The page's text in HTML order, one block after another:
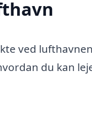
ved
du kan